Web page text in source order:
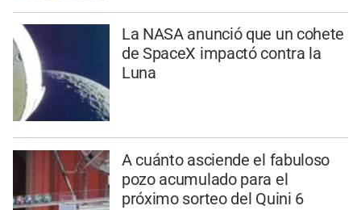
La NASA anunció que un cohete
de SpaceX impactó contra la
Luna
A cuánto asciende el fabuloso
pozo acumulado para el
próximo sorteo del Quini 6